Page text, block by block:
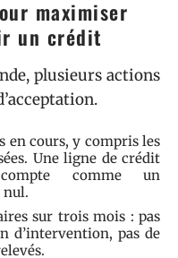
maximiser
un crédit
plusieurs actions
en cours, y compris les
Une ligne de crédit
comme un
nul.
sur trois mois : pas
d’intervention, pas de